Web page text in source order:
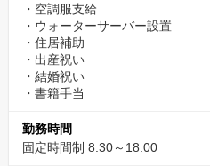
・空調服支給
・ウォーターサーバー設置
・住居補助
・出産祝い
・結婚祝い
・書籍手当
勤務時間
固定時間制 8:30～18:00